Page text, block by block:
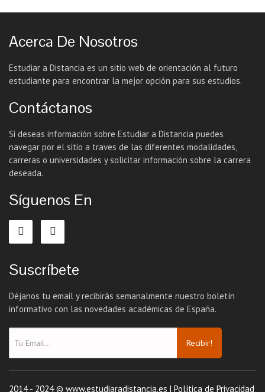
Acerca De Nosotros
Estudiar a Distancia es un sitio web de orientación al futuro
estudiante para encontrar la mejor opción para sus estudios.
Contáctanos
Si deseas información sobre Estudiar a Distancia puedes
navegar por el sitio a traves de las diferentes modalidades,
carreras o universidades y solicitar información sobre la carrera
deseada.
Síguenos En
Suscríbete
Déjanos tu email y recibirás semanalmente nuestro boletín
informativo con las novedades académicas de España.
Recibir!
2014 - 2024 © www.estudiaradistancia.es | Política de Privacidad